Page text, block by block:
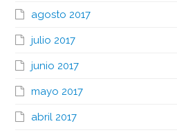
agosto 2017
julio 2017
junio 2017
mayo 2017
abril 2017